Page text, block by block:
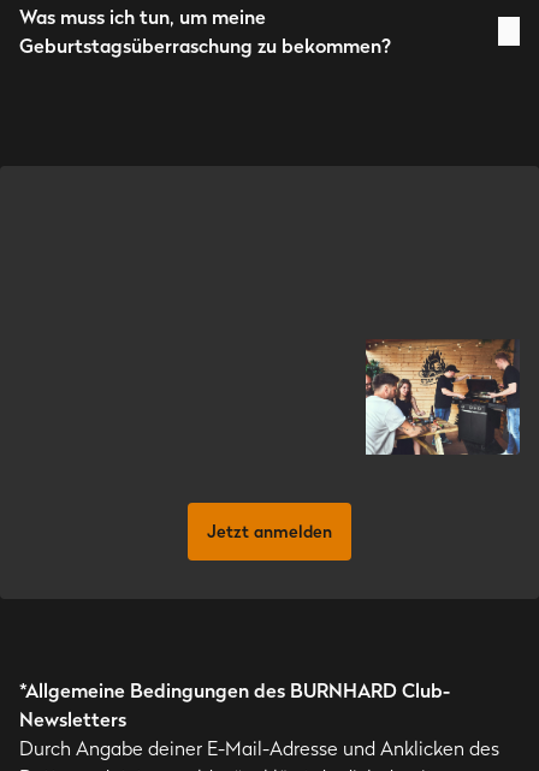
Was muss ich tun, um meine
Geburtstagsüberraschung zu bekommen?
Jetzt anmelden
*Allgemeine Bedingungen des BURNHARD Club-
Newsletters
Durch Angabe deiner E-Mail-Adresse und Anklicken des